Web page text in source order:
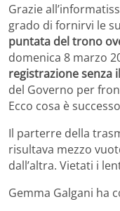
Grazie
grado di fornirvi le
puntata del trono
domenica 8 marzo
registrazione senza
del Governo per
Ecco cosa è
Il parterre della
risultava mezzo
dall’altra. Vietati i
Gemma Galgani ha